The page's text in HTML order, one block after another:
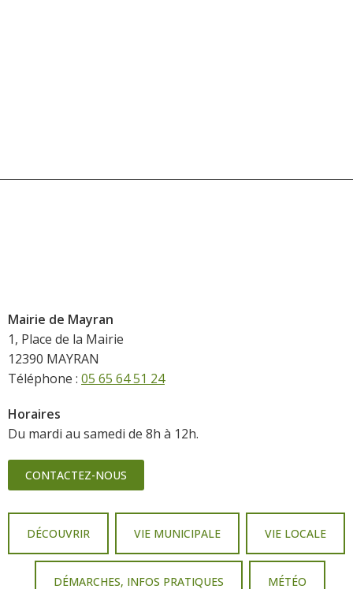
Mairie de Mayran
1, Place de la Mairie
12390 MAYRAN
Téléphone : 05 65 64 51 24
Horaires
Du mardi au samedi de 8h à 12h.
CONTACTEZ-NOUS
DÉCOUVRIR VIE MUNICIPALE VIE LOCALE
DÉMARCHES, INFOS PRATIQUES MÉTÉO